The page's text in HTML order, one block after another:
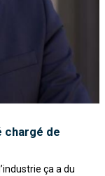
chargé de
ça a du